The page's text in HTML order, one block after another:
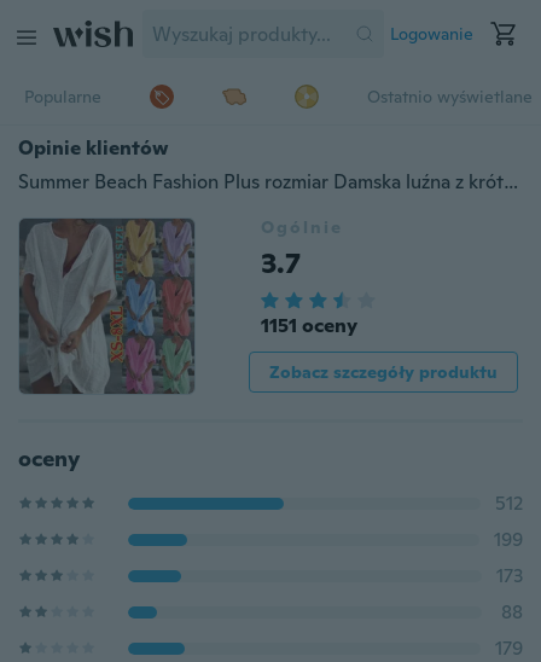
Logowanie
Popularne Ostatnio wyświetlane
Opinie klientów
Summer Beach Fashion Plus rozmiar Damska luźna z krótkim rękawem długie bluzki Plus rozmiar Głęboki dekolt w szpic Sukienka na co dzień Panie Casual Jednolity kolor Stroje plażowe Strój kąpielowy Zakrywająca krótka sukienka lniana
Ogólnie
3.7
1151 oceny
Zobacz szczegóły produktu
oceny
512
199
173
88
179